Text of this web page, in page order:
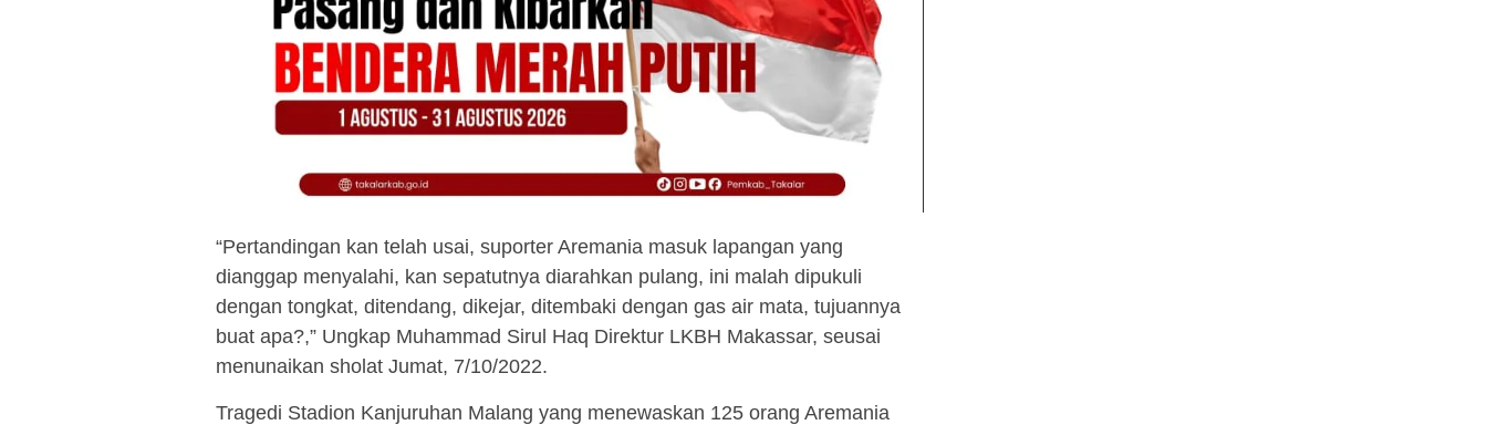
“Pertandingan kan telah usai, suporter Aremania masuk lapangan yang
dianggap menyalahi, kan sepatutnya diarahkan pulang, ini malah dipukuli
dengan tongkat, ditendang, dikejar, ditembaki dengan gas air mata, tujuannya
buat apa?,” Ungkap Muhammad Sirul Haq Direktur LKBH Makassar, seusai
menunaikan sholat Jumat, 7/10/2022.
Tragedi Stadion Kanjuruhan Malang yang menewaskan 125 orang Aremania